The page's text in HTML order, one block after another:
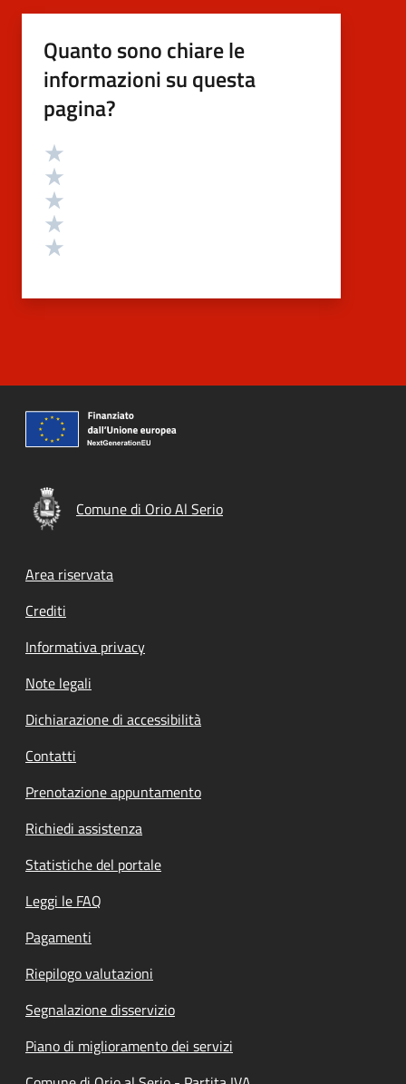
Quanto sono chiare le
informazioni su questa
pagina?
Valutazione
Comune di Orio Al Serio
Footer menu
Area riservata
Crediti
Informativa privacy
Note legali
Dichiarazione di accessibilità
Contatti
Prenotazione appuntamento
Richiedi assistenza
Statistiche del portale
Leggi le FAQ
Pagamenti
Riepilogo valutazioni
Segnalazione disservizio
Piano di miglioramento dei servizi